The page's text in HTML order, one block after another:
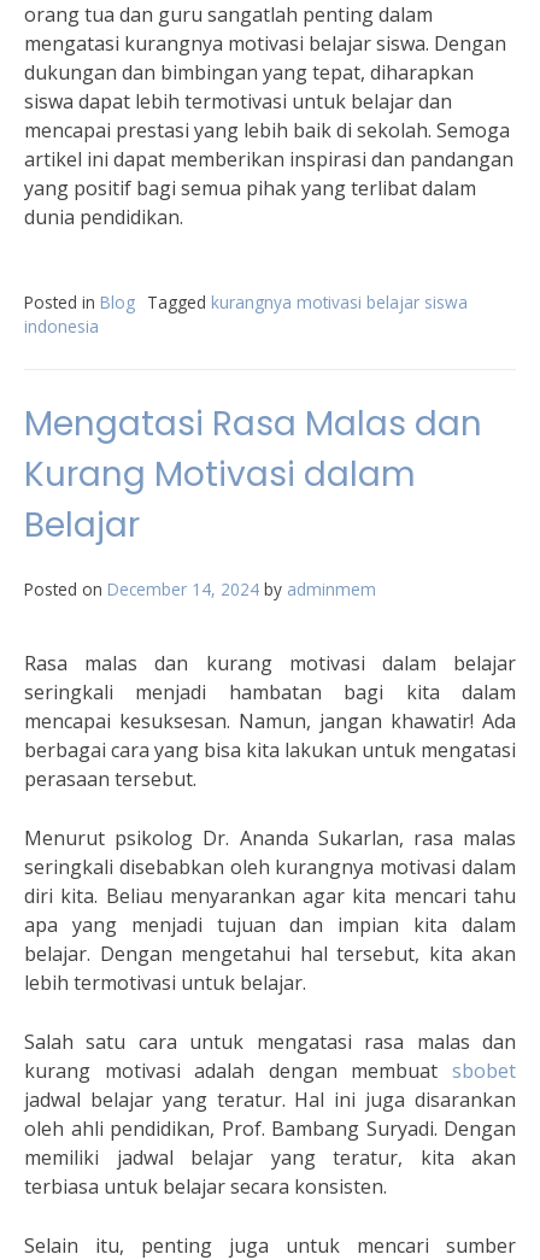
orang tua dan guru sangatlah penting dalam
mengatasi kurangnya motivasi belajar siswa. Dengan
dukungan dan bimbingan yang tepat, diharapkan
siswa dapat lebih termotivasi untuk belajar dan
mencapai prestasi yang lebih baik di sekolah. Semoga
artikel ini dapat memberikan inspirasi dan pandangan
yang positif bagi semua pihak yang terlibat dalam
dunia pendidikan.
Posted in Blog Tagged kurangnya motivasi belajar siswa
indonesia
Mengatasi Rasa Malas dan
Kurang Motivasi dalam
Belajar
Posted on December 14, 2024 by adminmem
Rasa malas dan kurang motivasi dalam belajar
seringkali menjadi hambatan bagi kita dalam
mencapai kesuksesan. Namun, jangan khawatir! Ada
berbagai cara yang bisa kita lakukan untuk mengatasi
perasaan tersebut.
Menurut psikolog Dr. Ananda Sukarlan, rasa malas
seringkali disebabkan oleh kurangnya motivasi dalam
diri kita. Beliau menyarankan agar kita mencari tahu
apa yang menjadi tujuan dan impian kita dalam
belajar. Dengan mengetahui hal tersebut, kita akan
lebih termotivasi untuk belajar.
Salah satu cara untuk mengatasi rasa malas dan
kurang motivasi adalah dengan membuat sbobet
jadwal belajar yang teratur. Hal ini juga disarankan
oleh ahli pendidikan, Prof. Bambang Suryadi. Dengan
memiliki jadwal belajar yang teratur, kita akan
terbiasa untuk belajar secara konsisten.
Selain itu, penting juga untuk mencari sumber